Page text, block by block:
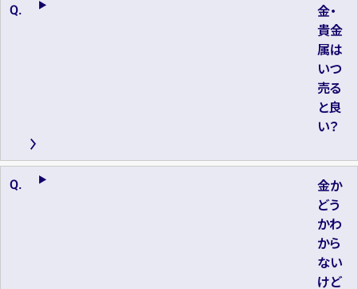
金・
貴金
属は
いつ
売る
と良
い？
金か
どう
かわ
から
ない
けど